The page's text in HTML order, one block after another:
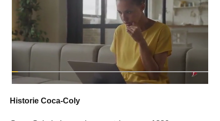
Historie Coca-Coly